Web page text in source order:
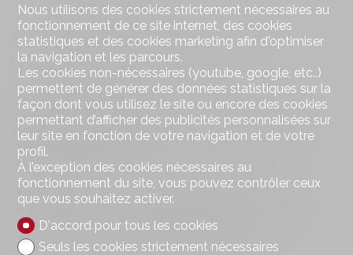
Associations diverses
Balades, randonnées pédestres et cyclistes
Piste vita
Domaines skiables
Ecoles, commerces et transports
PLUS DE PHOTOS SUR NOTRE SITE INTERNET
:www.synergimmo.ch
Vous êtes déjà propriétaire et souhaitez coordonner
l'achat de cette maison avec la vente de votre
domicile actuel ?
N'hésitez pas à nous demander une estimation
offerte. Nous vous rencontrons volontiers pour vous
orienter dans les bonnes démarches.
Pour visiter notre site :www.synergimmo.ch
Nous utilisons des cookies strictement nécessaires au
fonctionnement de ce site internet, des cookies
statistiques et des cookies marketing afin d'optimiser
la navigation et les parcours.
Les cookies non-nécessaires (youtube, google, etc..)
permettent de générer des données statistiques sur la
façon dont vous utilisez le site ou encore des cookies
permettant d’afficher des publicités personnalisées sur
leur site en fonction de votre navigation et de votre
profil.
À l’exception des cookies nécessaires au
fonctionnement du site, vous pouvez contrôler ceux
que vous souhaitez activer.
D'accord pour tous les cookies
Seuls les cookies strictement nécessaires